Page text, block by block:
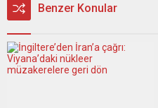
Benzer Konular